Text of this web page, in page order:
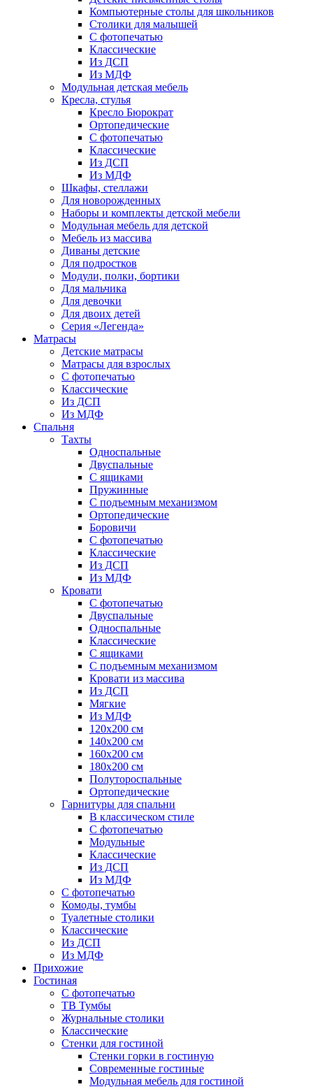
Компьютерные столы для школьников
Столики для малышей
С фотопечатью
Классические
Из ДСП
Из МДФ
Модульная детская мебель
Кресла, стулья
Кресло Бюрократ
Ортопедические
С фотопечатью
Классические
Из ДСП
Из МДФ
Шкафы, стеллажи
Для новорожденных
Наборы и комплекты детской мебели
Модульная мебель для детской
Мебель из массива
Диваны детские
Для подростков
Модули, полки, бортики
Для мальчика
Для девочки
Для двоих детей
Серия «Легенда»
Матрасы
Детские матрасы
Матрасы для взрослых
С фотопечатью
Классические
Из ДСП
Из МДФ
Спальня
Тахты
Односпальные
Двуспальные
С ящиками
Пружинные
С подъемным механизмом
Ортопедические
Боровичи
С фотопечатью
Классические
Из ДСП
Из МДФ
Кровати
С фотопечатью
Двуспальные
Односпальные
Классические
С ящиками
С подъемным механизмом
Кровати из массива
Из ДСП
Мягкие
Из МДФ
120х200 см
140х200 см
160х200 см
180х200 см
Полутороспальные
Ортопедические
Гарнитуры для спальни
В классическом стиле
С фотопечатью
Модульные
Классические
Из ДСП
Из МДФ
С фотопечатью
Комоды, тумбы
Туалетные столики
Классические
Из ДСП
Из МДФ
Прихожие
Гостиная
С фотопечатью
ТВ Тумбы
Журнальные столики
Классические
Стенки для гостиной
Стенки горки в гостиную
Современные гостиные
Модульная мебель для гостиной